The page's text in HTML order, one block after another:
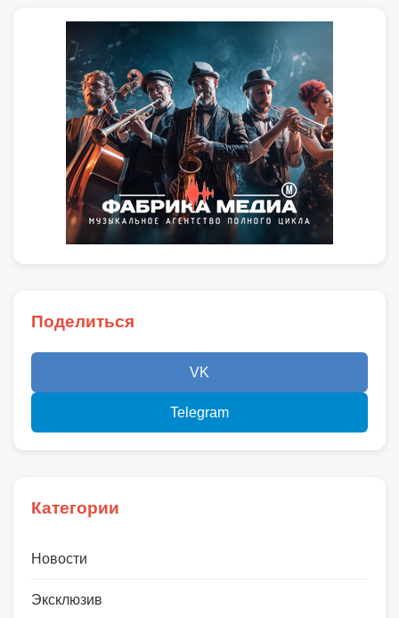
Поделиться
VK
Telegram
Категории
Новости
Эксклюзив